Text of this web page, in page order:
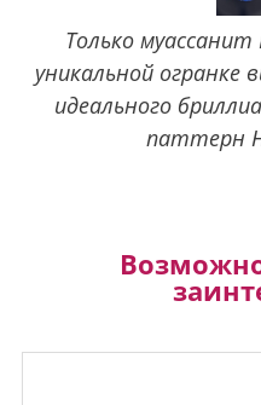
Только муассанит
уникальной огранке
идеального
паттерн